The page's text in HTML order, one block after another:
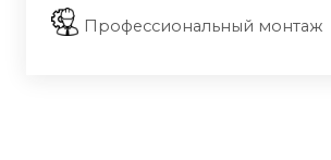
Профессиональный монтаж